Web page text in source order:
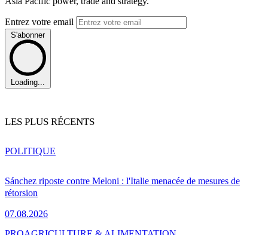
Entrez votre email
S'abonner
Loading...
LES PLUS RÉCENTS
Sánchez riposte contre Meloni : l'Italie menacée de mesures de
rétorsion
07.08.2026
POLITIQUE